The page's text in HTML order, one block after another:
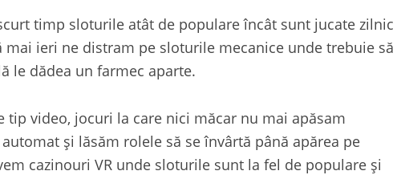
timp sloturile atât de populare încât sunt jucate zilnic
mai ieri ne distram pe sloturile mecanice unde trebuie să
le dădea un farmec aparte.
tip video, jocuri la care nici măcar nu mai apăsam
şi lăsăm rolele să se învârtă până apărea pe
cazinouri VR unde sloturile sunt la fel de populare şi